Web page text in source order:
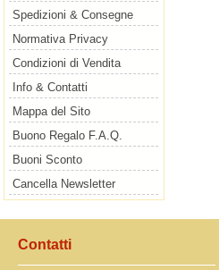
Spedizioni & Consegne
Normativa Privacy
Condizioni di Vendita
Info & Contatti
Mappa del Sito
Buono Regalo F.A.Q.
Buoni Sconto
Cancella Newsletter
Contatti